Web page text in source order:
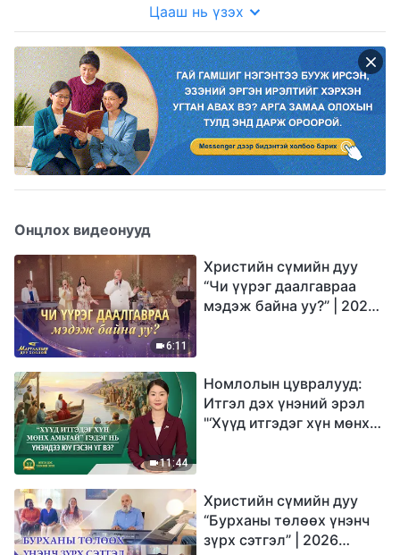
Цааш нь үзэх
Онцлох видеонууд
6:11
Христийн сүмийн дуу
“Чи үүрэг даалгавраа
мэдэж байна уу?” | 2026
11:44
Номлолын цувралууд:
Итгэл дэх үнэний эрэл
"‘Хүүд итгэдэг хүн мөнх
Христийн сүмийн дуу
“Бурханы төлөөх үнэнч
зүрх сэтгэл” | 2026